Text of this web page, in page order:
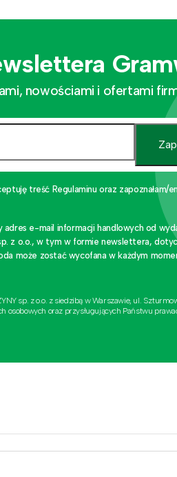
nowościami i ofertami
treść Regulaminu oraz zapoznałam/
adres e-mail informacji handlowych od
z o.o., w tym w formie newslettera,
może zostać wycofana w każdym
sp. z o.o. z siedzibą w Warszawie, ul.
osobowych oraz przysługujących Państwu